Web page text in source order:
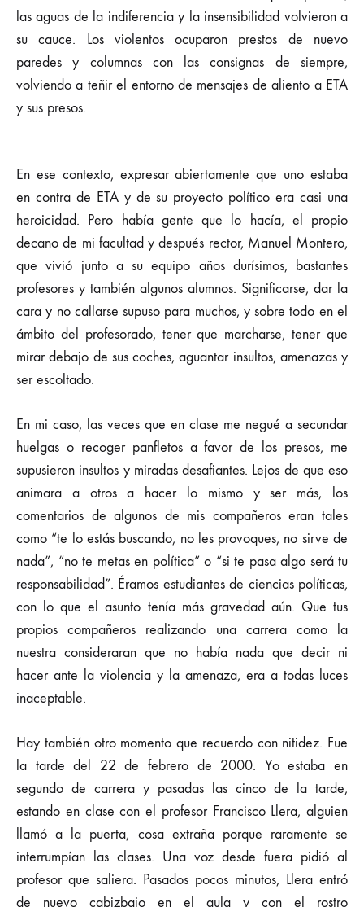
las aguas de la indiferencia y la insensibilidad volvieron a
su cauce. Los violentos ocuparon prestos de nuevo
paredes y columnas con las consignas de siempre,
volviendo a teñir el entorno de mensajes de aliento a ETA
y sus presos.
En ese contexto, expresar abiertamente que uno estaba
en contra de ETA y de su proyecto político era casi una
heroicidad. Pero había gente que lo hacía, el propio
decano de mi facultad y después rector, Manuel Montero,
que vivió junto a su equipo años durísimos, bastantes
profesores y también algunos alumnos. Significarse, dar la
cara y no callarse supuso para muchos, y sobre todo en el
ámbito del profesorado, tener que marcharse, tener que
mirar debajo de sus coches, aguantar insultos, amenazas y
ser escoltado.
En mi caso, las veces que en clase me negué a secundar
huelgas o recoger panfletos a favor de los presos, me
supusieron insultos y miradas desafiantes. Lejos de que eso
animara a otros a hacer lo mismo y ser más, los
comentarios de algunos de mis compañeros eran tales
como “te lo estás buscando, no les provoques, no sirve de
nada”, “no te metas en política” o “si te pasa algo será tu
responsabilidad”. Éramos estudiantes de ciencias políticas,
con lo que el asunto tenía más gravedad aún. Que tus
propios compañeros realizando una carrera como la
nuestra consideraran que no había nada que decir ni
hacer ante la violencia y la amenaza, era a todas luces
inaceptable.
Hay también otro momento que recuerdo con nitidez. Fue
la tarde del 22 de febrero de 2000. Yo estaba en
segundo de carrera y pasadas las cinco de la tarde,
estando en clase con el profesor Francisco Llera, alguien
llamó a la puerta, cosa extraña porque raramente se
interrumpían las clases. Una voz desde fuera pidió al
profesor que saliera. Pasados pocos minutos, Llera entró
de nuevo cabizbajo en el aula y con el rostro